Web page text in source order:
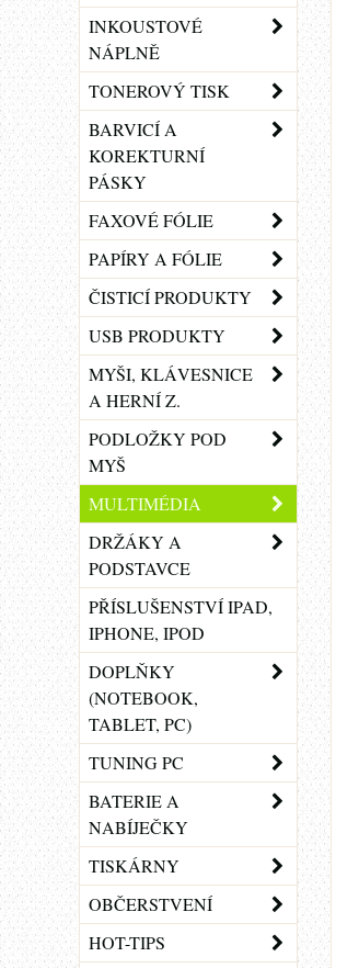
INKOUSTOVÉ
NÁPLNĚ
TONEROVÝ TISK
BARVICÍ A
KOREKTURNÍ
PÁSKY
FAXOVÉ FÓLIE
PAPÍRY A FÓLIE
ČISTICÍ PRODUKTY
USB PRODUKTY
MYŠI, KLÁVESNICE
A HERNÍ Z.
PODLOŽKY POD
MYŠ
MULTIMÉDIA
DRŽÁKY A
PODSTAVCE
PŘÍSLUŠENSTVÍ IPAD,
IPHONE, IPOD
DOPLŇKY
(NOTEBOOK,
TABLET, PC)
TUNING PC
BATERIE A
NABÍJEČKY
TISKÁRNY
OBČERSTVENÍ
HOT-TIPS